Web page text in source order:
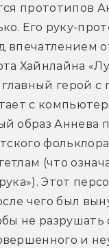
прототипов
Его руку-
впечатлением
Хайнлайна
главный герой
с
образ Аннева
(что
Этот
чего был
не разрушать
и